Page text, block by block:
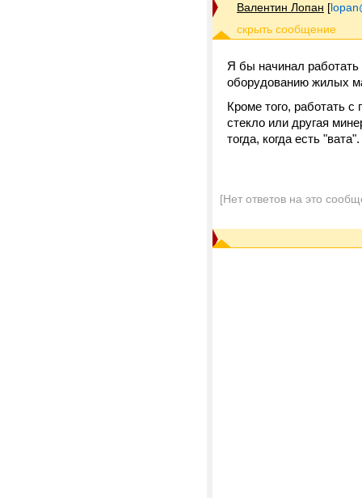
Валентин Лопан [
Я бы начинал работать
оборудованию жилых
Кроме того, работать
стекло или другая
тогда, когда есть
[Нет ответов на это